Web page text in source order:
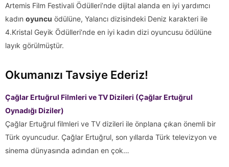
Artemis Film Festivali Ödülleri’nde dijital alanda en iyi yardımcı
kadın oyuncu ödülüne, Yalancı dizisindeki Deniz karakteri ile
4.Kristal Geyik Ödülleri’nde en iyi kadın dizi oyuncusu ödülüne
layık görülmüştür.
Okumanızı Tavsiye Ederiz!
Çağlar Ertuğrul Filmleri ve TV Dizileri (Çağlar Ertuğrul
Oynadığı Diziler)
Çağlar Ertuğrul filmleri ve TV dizileri ile önplana çıkan önemli bir
Türk oyuncudur. Çağlar Ertuğrul, son yıllarda Türk televizyon ve
sinema dünyasında adından en çok…